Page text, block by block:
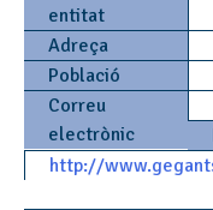
entitat
Adreça
Població
Correu
electrònic
http://